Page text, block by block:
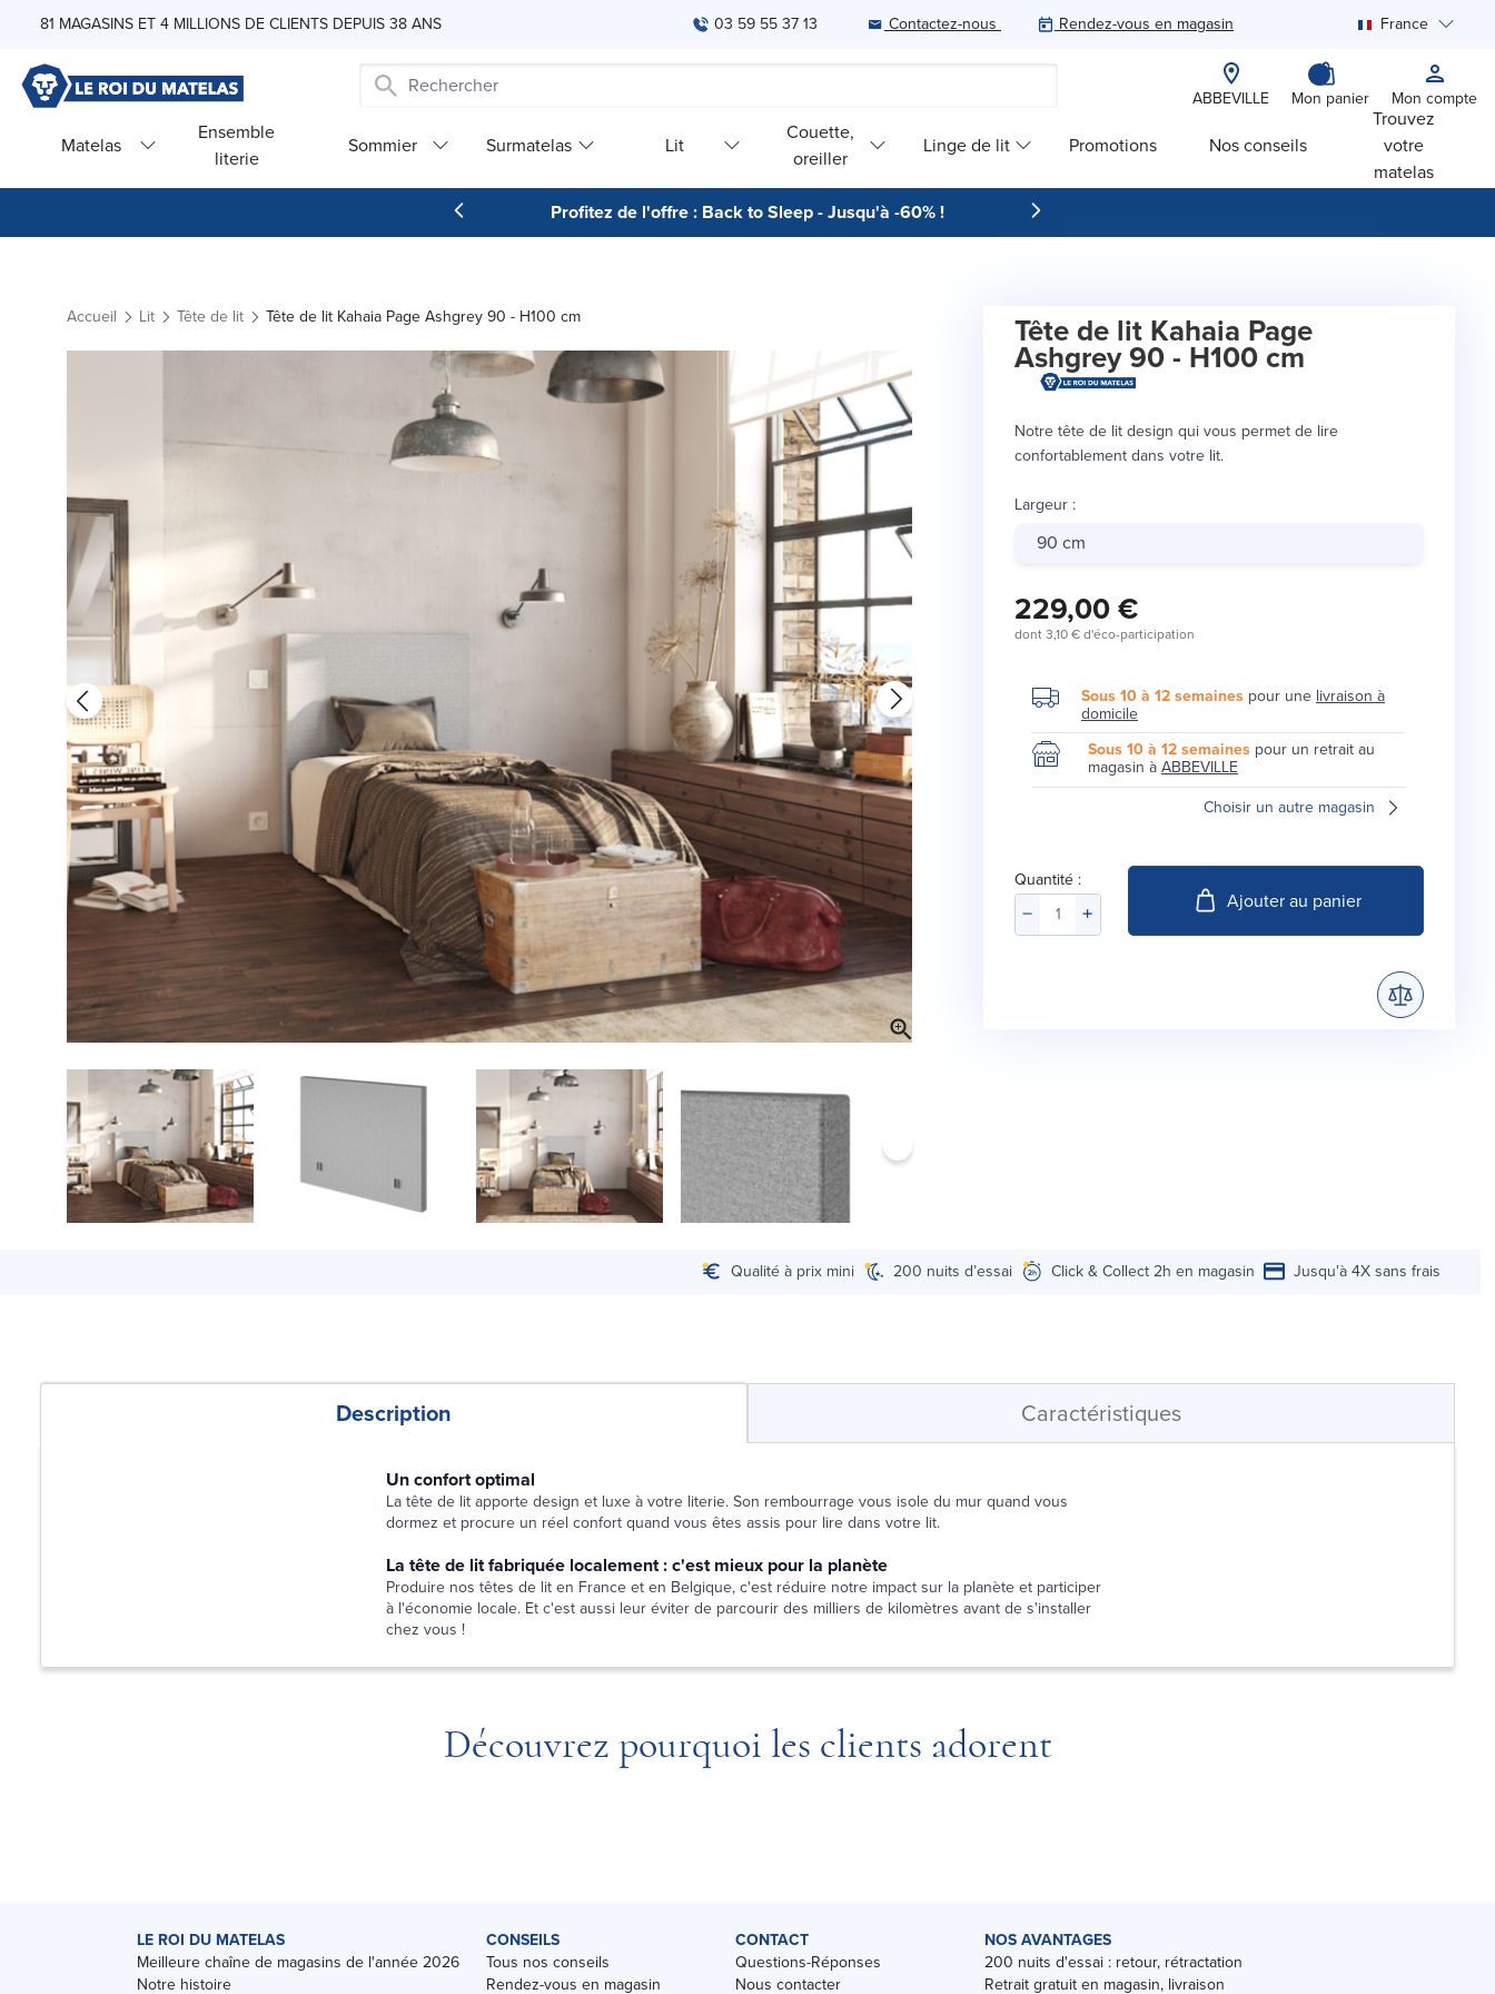
Skip to Content
81 MAGASINS ET 4 MILLIONS DE CLIENTS DEPUIS 38 ANS 03 59 55 37 13 Contactez-nous Rendez-vous en magasin France
ABBEVILLE Mon panier Mon compte
Matelas
Ensemble
literie
Sommier Surmatelas Lit
Couette,
oreiller
Linge de lit Promotions Nos conseils
Trouvez
votre
matelas
Profitez de l'offre : Back to Sleep - Jusqu'à -60% !
Accueil Lit Tête de lit Tête de lit Kahaia Page Ashgrey 90 - H100 cm Tête de lit Kahaia Page
Ashgrey 90 - H100 cm
Notre tête de lit design qui vous permet de lire
confortablement dans votre lit.
Largeur :
90 cm
229,00 €
dont3,10 €d'éco-participation
Sous 10 à 12 semaines pour unelivraison à
domicile
Sous 10 à 12 semaines pour un retrait au
magasin àABBEVILLE
Choisir un autre magasin
Quantité :
Ajouter au panier
Qualité à prix mini 200 nuits d’essai Click & Collect 2h en magasin Jusqu'à 4X sans frais
Description Caractéristiques
Un confort optimal
La tête de lit apporte design et luxe à votre literie. Son rembourrage vous isole du mur quand vous
dormez et procure un réel confort quand vous êtes assis pour lire dans votre lit.
La tête de lit fabriquée localement : c'est mieux pour la planète
Produire nos têtes de lit en France et en Belgique, c'est réduire notre impact sur la planète et participer
à l'économie locale. Et c'est aussi leur éviter de parcourir des milliers de kilomètres avant de s'installer
chez vous !
Découvrez pourquoi les clients adorent
LE ROI DU MATELAS
Meilleure chaîne de magasins de l'année 2026
Notre histoire
CONSEILS
Tous nos conseils
Rendez-vous en magasin
CONTACT
Questions-Réponses
Nous contacter
NOS AVANTAGES
200 nuits d'essai : retour, rétractation
Retrait gratuit en magasin, livraison